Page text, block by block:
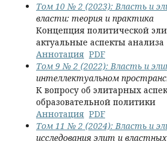
Том 10 № 2 (2023): Власть и
власти: теория и практика
Концепция политической
актуальные аспекты анализа
Аннотация PDF
Том 9 № 2 (2022): Власть и
интеллектуальном
К вопросу об элитарных
образовательной политики
Аннотация PDF
Том 11 № 2 (2024): Власть и
исследования элит и